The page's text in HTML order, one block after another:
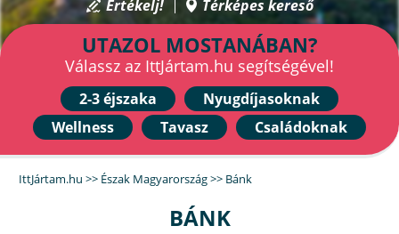
Értékelj! Térképes kereső
UTAZOL MOSTANÁBAN?
Válassz az IttJártam.hu segítségével!
2-3 éjszaka
Nyugdíjasoknak
Wellness
Tavasz Családoknak
IttJártam.hu >> Észak Magyarország>> Bánk
BÁNK